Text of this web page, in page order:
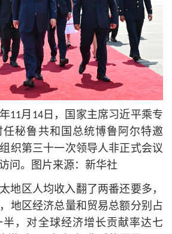
11月14日，国家主席习近平乘专
任秘鲁共和国 总统博鲁阿尔特邀
织第三十一次领导人非正式会议
问。图片来源：新华社
地区人均收入翻了两番还要多，
地区经济总量和贸易总额分别占
，对全球经济增长贡献率达七